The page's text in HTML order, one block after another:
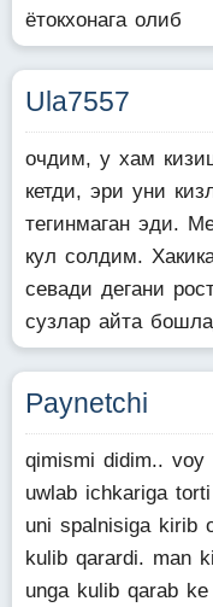
ётокхонага олиб
Ula7557
очдим, у хам
кетди, эри уни
тегинмаган эди.
кул солдим.
севади дегани
сузлар айта
Paynetchi
qimismi didim.. voy
uwlab ichkariga
uni spalnisiga kirib
kulib qarardi. man
unga kulib qarab